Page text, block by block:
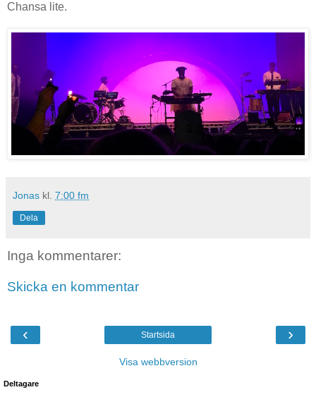
Chansa lite.
Jonas kl. 7:00 fm
Dela
Inga kommentarer:
Skicka en kommentar
‹ ›
Startsida
Visa webbversion
Deltagare